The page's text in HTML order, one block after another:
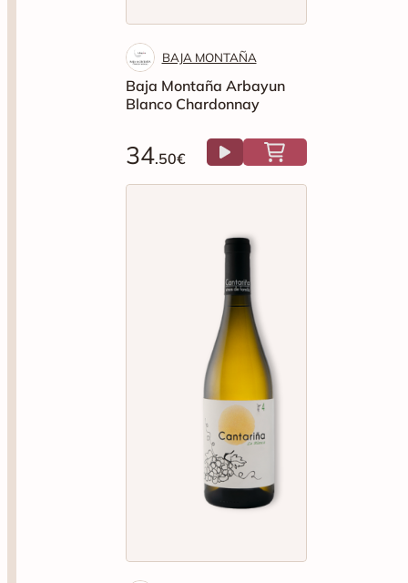
BAJA MONTAÑA
Baja Montaña Arbayun
Blanco Chardonnay
34.50€